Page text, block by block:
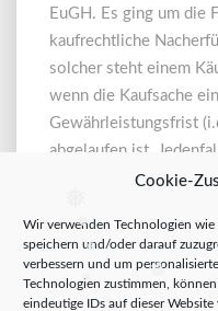
❅
❅ ❅
❅
Cookie-
Wir verwenden Technologien
speichern und/oder darauf
verbessern und um
Technologien zustimmen,
eindeutige IDs auf dieser
Sachmangel
die
Ein-/Ausbaukosten
EuGH. Es ging um die
kaufrechtliche
solcher steht einem
wenn die Kaufsache
Gewährleistungsfrist
abgelaufen ist.
umfasst ist die
Search